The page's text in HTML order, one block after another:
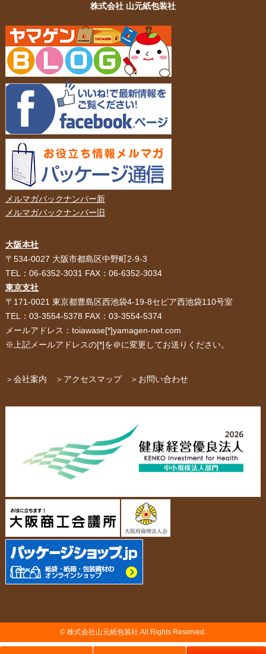
サービス紹介 お客様の声
スタッフ紹介 採用情報
当社の協力工場の設備紹介
個人情報の取扱について
納品までの流れ 製造前の確認事項
紙袋・手提げ袋
パッケージ
ペーパーレザーバッグ 米袋
カタログ/パンフレット
スタンド
アクセサリー・
ジュエリーボックス
名刺箱
株式会社 山元紙包装社
メルマガバックナンバー新
メルマガバックナンバー旧
大阪本社
〒534-0027 大阪市都島区中野町2-9-3
TEL：06-6352-3031 FAX：06-6352-3034
東京支社
〒171-0021 東京都豊島区西池袋4-19-8セピア西池袋110号室
TEL：03-3554-5378 FAX：03-3554-5374
メールアドレス：toiawase[*]yamagen-net.com
※上記メールアドレスの[*]を＠に変更してお送りください。
＞会社案内 ＞アクセスマップ ＞お問い合わせ
© 株式会社山元紙包装社 All Rights Reserved.